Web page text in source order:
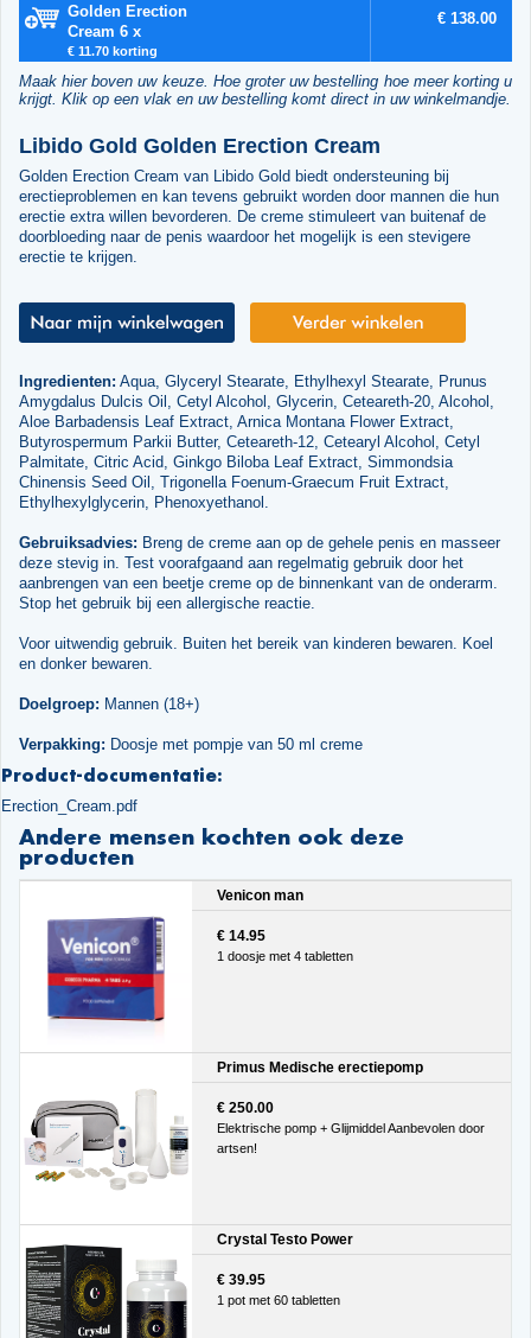
Golden Erection
Cream 6 x
€ 11.70 korting
€ 138.00
Maak hier boven uw keuze. Hoe groter uw bestelling hoe meer korting u
krijgt. Klik op een vlak en uw bestelling komt direct in uw winkelmandje.
Libido Gold Golden Erection Cream
Golden Erection Cream van Libido Gold biedt ondersteuning bij
erectieproblemen en kan tevens gebruikt worden door mannen die hun
erectie extra willen bevorderen. De creme stimuleert van buitenaf de
doorbloeding naar de penis waardoor het mogelijk is een stevigere
erectie te krijgen.
Ingredienten: Aqua, Glyceryl Stearate, Ethylhexyl Stearate, Prunus
Amygdalus Dulcis Oil, Cetyl Alcohol, Glycerin, Ceteareth-20, Alcohol,
Aloe Barbadensis Leaf Extract, Arnica Montana Flower Extract,
Butyrospermum Parkii Butter, Ceteareth-12, Cetearyl Alcohol, Cetyl
Palmitate, Citric Acid, Ginkgo Biloba Leaf Extract, Simmondsia
Chinensis Seed Oil, Trigonella Foenum-Graecum Fruit Extract,
Ethylhexylglycerin, Phenoxyethanol.
Gebruiksadvies: Breng de creme aan op de gehele penis en masseer
deze stevig in. Test voorafgaand aan regelmatig gebruik door het
aanbrengen van een beetje creme op de binnenkant van de onderarm.
Stop het gebruik bij een allergische reactie.
Voor uitwendig gebruik. Buiten het bereik van kinderen bewaren. Koel
en donker bewaren.
Doelgroep: Mannen (18+)
Verpakking: Doosje met pompje van 50 ml creme
Product-documentatie:
Erection_Cream.pdf
Andere mensen kochten ook deze
producten
Venicon man
€ 14.95
1 doosje met 4 tabletten
Primus Medische erectiepomp
€ 250.00
Elektrische pomp + Glijmiddel Aanbevolen door
artsen!
Crystal Testo Power
€ 39.95
1 pot met 60 tabletten